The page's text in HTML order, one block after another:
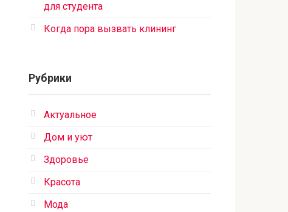
для студента
Когда пора вызвать клининг
Рубрики
Актуальное
Дом и уют
Здоровье
Красота
Мода